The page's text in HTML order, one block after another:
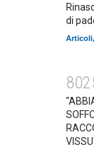
di
Articoli,